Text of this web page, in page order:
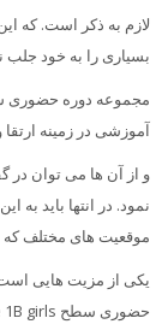
لازم به ذکر است. که
بسیاری را به خود جلب
آموزشی در زمینه
و از آن ها می توان در
نمود. در انتها باید به
موقعیت های مختلف که
یکی از مزیت هایی است